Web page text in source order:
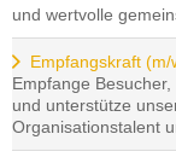
und wertvolle
Empfangskraft
Empfange
und unterstütze
Organisationstalent